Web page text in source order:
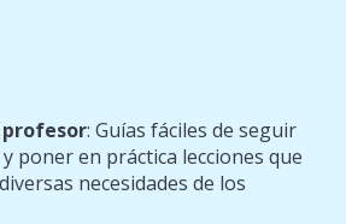
profesor: Guías fáciles de seguir
poner en práctica lecciones que
necesidades de los